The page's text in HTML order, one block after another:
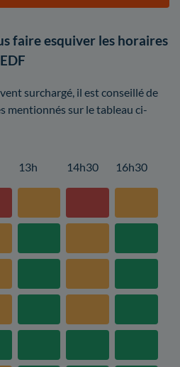
faire esquiver les horaires
surchargé, il est conseillé de
mentionnés sur le tableau ci-
13h 14h30 16h30